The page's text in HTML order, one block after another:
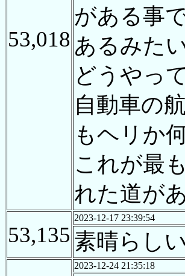
53,018
がある事
あるみた
どうやっ
自動車の
もヘリか
これが最
れた道が
53,135
2023-12-17 23:39:54
素晴らし
2023-12-24 21:35:18